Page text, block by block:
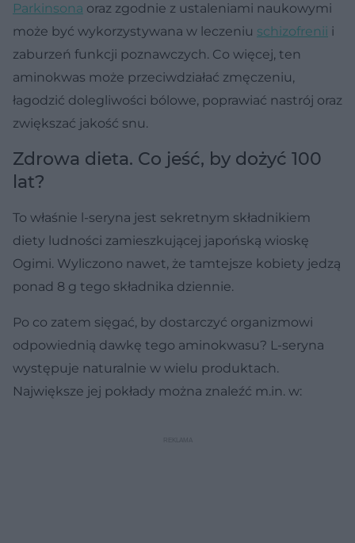
Parkinsona oraz zgodnie z ustaleniami naukowymi
może być wykorzystywana w leczeniu schizofrenii i
zaburzeń funkcji poznawczych. Co więcej, ten
aminokwas może przeciwdziałać zmęczeniu,
łagodzić dolegliwości bólowe, poprawiać nastrój oraz
zwiększać jakość snu.
Zdrowa dieta. Co jeść, by dożyć 100
lat?
To właśnie l-seryna jest sekretnym składnikiem
diety ludności zamieszkującej japońską wioskę
Ogimi. Wyliczono nawet, że tamtejsze kobiety jedzą
ponad 8 g tego składnika dziennie.
Po co zatem sięgać, by dostarczyć organizmowi
odpowiednią dawkę tego aminokwasu? L-seryna
występuje naturalnie w wielu produktach.
Największe jej pokłady można znaleźć m.in. w: